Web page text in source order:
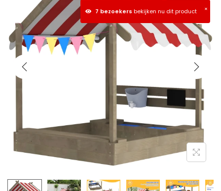
×
7 bezoekers bekijken nu dit product